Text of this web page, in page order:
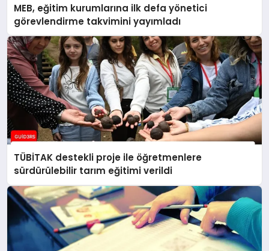
MEB, eğitim kurumlarına ilk defa yönetici
görevlendirme takvimini yayımladı
TÜBİTAK destekli proje ile öğretmenlere
sürdürülebilir tarım eğitimi verildi